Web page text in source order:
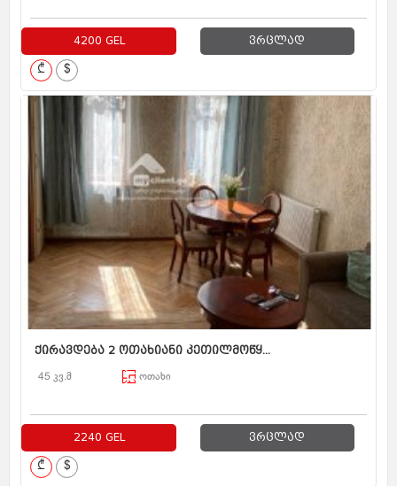
4200 GEL ვრცლად
₾ $
ქირავდება 2 ოთახიანი კეთილმოწყ...
45 კვ.მ ოთახი
2240 GEL ვრცლად
₾ $